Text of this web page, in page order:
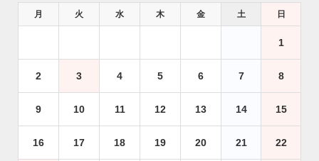
月 火 水 木 金 土 日
1
2 3 4 5 6 7 8
9 10 11 12 13 14 15
16 17 18 19 20 21 22